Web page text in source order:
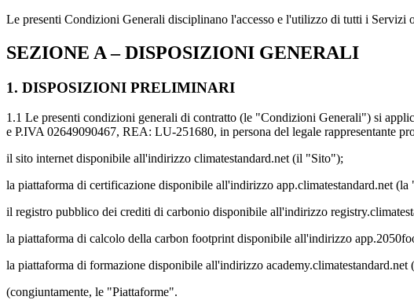
Le presenti Condizioni Generali disciplinano l'accesso e l'utilizzo di tutti i Servizi
SEZIONE A – DISPOSIZIONI GENERALI
1. DISPOSIZIONI PRELIMINARI
1.1 Le presenti condizioni generali di contratto (le "Condizioni Generali") si
e P.IVA 02649090467, REA: LU-251680, in persona del legale rappresentante
il sito internet disponibile all'indirizzo climatestandard.net (il "Sito");
la piattaforma di certificazione disponibile all'indirizzo app.climatestandard.net
il registro pubblico dei crediti di carbonio disponibile all'indirizzo
la piattaforma di calcolo della carbon footprint disponibile all'indirizzo
la piattaforma di formazione disponibile all'indirizzo
(congiuntamente, le "Piattaforme".